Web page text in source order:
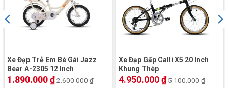
Xe Đạp Trẻ Em Bé Gái Jazz
Bear A-2305 12 Inch
1.890.000₫2.600.000₫
Xe Đạp Gấp Calli X5 20 Inch
Khung Thép
4.950.000₫5.100.000₫